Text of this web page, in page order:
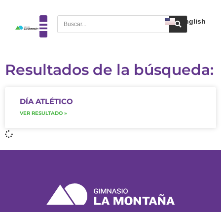
English
Resultados de la búsqueda:
DÍA ATLÉTICO
VER RESULTADO »